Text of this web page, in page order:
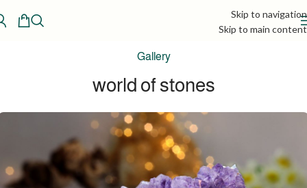
Skip to navigation
Skip to main content
Gallery
world of stones